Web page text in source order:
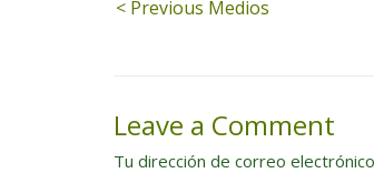
Navegación
de
entradas
< Previous Medios
Leave a Comment
Tu dirección de correo